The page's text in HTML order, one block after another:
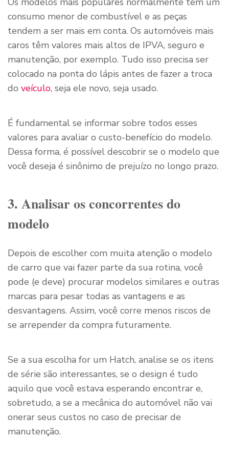
consumo menor de combustível e as peças
tendem a ser mais em conta. Os automóveis mais
caros têm valores mais altos de IPVA, seguro e
manutenção, por exemplo. Tudo isso precisa ser
colocado na ponta do lápis antes de fazer a troca
do veículo, seja ele novo, seja usado.
É fundamental se informar sobre todos esses
valores para avaliar o custo-benefício do modelo.
Dessa forma, é possível descobrir se o modelo que
você deseja é sinônimo de prejuízo no longo prazo.
3. Analisar os concorrentes do
modelo
Depois de escolher com muita atenção o modelo
de carro que vai fazer parte da sua rotina, você
pode (e deve) procurar modelos similares e outras
marcas para pesar todas as vantagens e as
desvantagens. Assim, você corre menos riscos de
se arrepender da compra futuramente.
Se a sua escolha for um Hatch, analise se os itens
de série são interessantes, se o design é tudo
aquilo que você estava esperando encontrar e,
sobretudo, a se a mecânica do automóvel não vai
onerar seus custos no caso de precisar de
manutenção.